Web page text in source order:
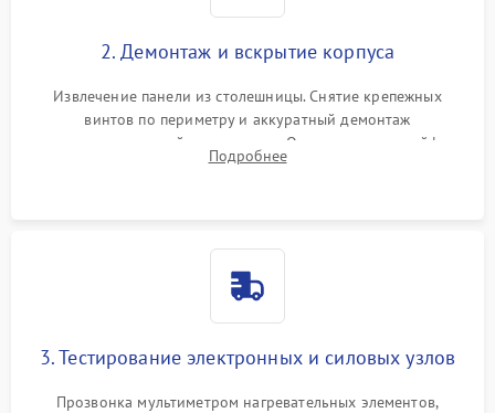
2. Демонтаж и вскрытие корпуса
Извлечение панели из столешницы. Снятие крепежных
винтов по периметру и аккуратный демонтаж
стеклокерамической поверхности. Отсоединение шлейфов
сенсорного блока для доступа к силовым платам, катушкам
Подробнее
3. Тестирование электронных и силовых узлов
Прозвонка мультиметром нагревательных элементов,